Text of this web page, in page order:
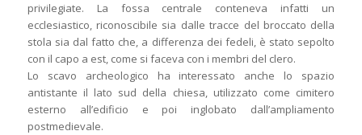
privilegiate. La fossa centrale conteneva infatti un
ecclesiastico, riconoscibile sia dalle tracce del broccato della
stola sia dal fatto che, a differenza dei fedeli, è stato sepolto
con il capo a est, come si faceva con i membri del clero.
Lo scavo archeologico ha interessato anche lo spazio
antistante il lato sud della chiesa, utilizzato come cimitero
esterno all’edificio e poi inglobato dall’ampliamento
postmedievale.